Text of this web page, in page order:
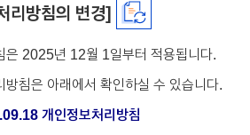
리방침의 변경]
은 2025년 12월 1일부터 적용됩니다.
방침은 아래에서 확인하실 수 있습니다.
개인정보처리방침